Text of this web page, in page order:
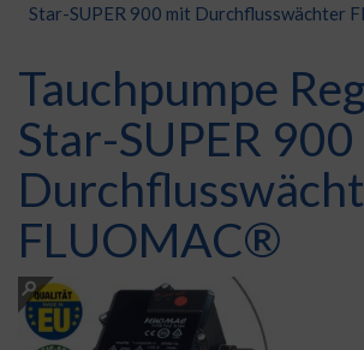
Star-SUPER 900 mit Durchflusswächter
Tauchpumpe
Star-SUPER
FLUOMAC®